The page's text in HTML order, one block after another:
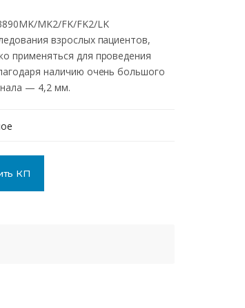
MK2/FK/FK2/LK
взрослых пациентов,
применяться для проведения
наличию очень большого
— 4,2 мм.
КП